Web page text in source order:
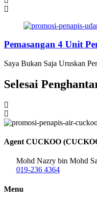
Pemasangan 4 Unit
Saya Bukan Saja Uruskan
Selesai
Agent CUCKOO
Mohd Nazry bin Mohd
019-236 4364
Menu